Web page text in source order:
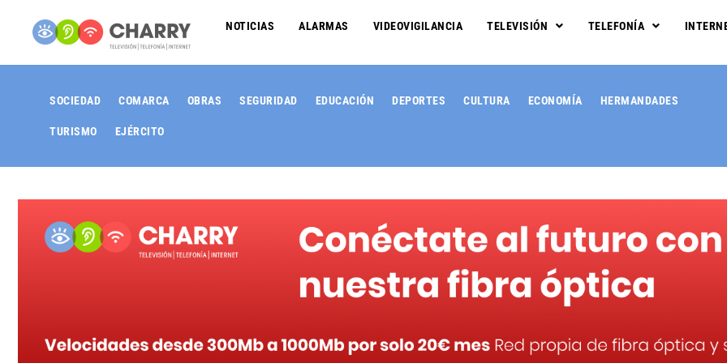
NOTICIAS ALARMAS VIDEOVIGILANCIA TELEVISIÓN TELEFONÍA
SOCIEDAD COMARCA OBRAS SEGURIDAD EDUCACIÓN DEPORTES CULTURA ECONOMÍA HERMANDADES
TURISMO EJÉRCITO